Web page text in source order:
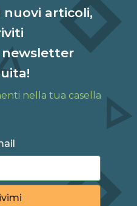
nuovi articoli,
nella tua casella